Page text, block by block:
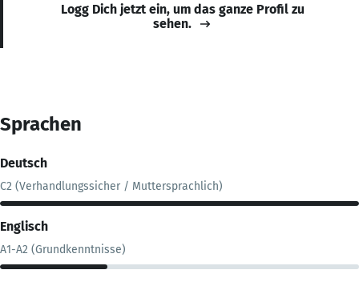
Logg Dich jetzt ein, um das ganze Profil zu
sehen.
Sprachen
Deutsch
C2 (Verhandlungssicher / Muttersprachlich)
Englisch
A1-A2 (Grundkenntnisse)